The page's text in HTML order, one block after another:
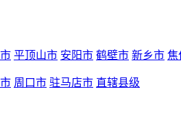
平顶山市 安阳市 鹤壁市 新乡市 焦
周口市 驻马店市 直辖县级